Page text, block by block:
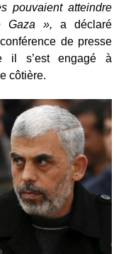
pouvaient atteindre
Gaza », a déclaré
de presse
il s’est engagé à
côtière.